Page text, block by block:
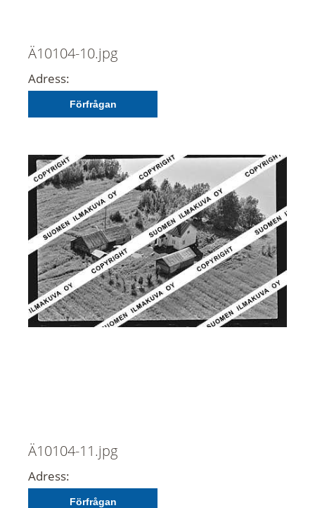
Ä10104-10.jpg
Adress:
Förfrågan
Ä10104-11.jpg
Adress:
Förfrågan